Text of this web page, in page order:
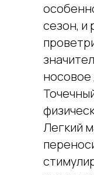
сезон, и
носовое
Легкий